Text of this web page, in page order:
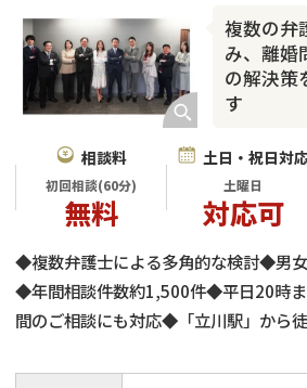
複数の弁
み、離婚
の解決策
す
相談料
初回相談(60分)
無料
土日・祝日対
土曜日
対応可
◆複数弁護士による多角的な検討◆男
◆年間相談件数約1,500件◆平日20時
間のご相談にも対応◆「立川駅」から
無料◆弁護士費用は分割払いも可◆養
請求も安心◆代理交渉にもご対応